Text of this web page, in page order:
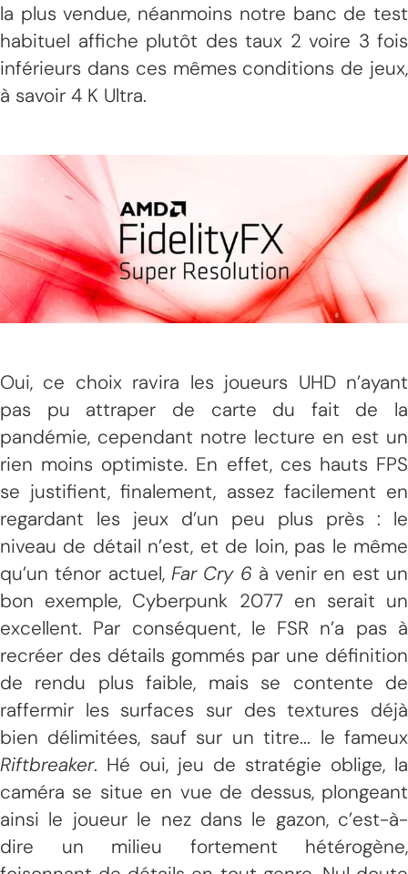
la plus vendue, néanmoins notre banc de test
habituel affiche plutôt des taux 2 voire 3 fois
inférieurs dans ces mêmes conditions de jeux,
à savoir 4 K Ultra.
Oui, ce choix ravira les joueurs UHD n’ayant
pas pu attraper de carte du fait de la
pandémie, cependant notre lecture en est un
rien moins optimiste. En effet, ces hauts FPS
se justifient, finalement, assez facilement en
regardant les jeux d’un peu plus près : le
niveau de détail n’est, et de loin, pas le même
qu’un ténor actuel, Far Cry 6 à venir en est un
bon exemple, Cyberpunk 2077 en serait un
excellent. Par conséquent, le FSR n’a pas à
recréer des détails gommés par une définition
de rendu plus faible, mais se contente de
raffermir les surfaces sur des textures déjà
bien délimitées, sauf sur un titre... le fameux
Riftbreaker. Hé oui, jeu de stratégie oblige, la
caméra se situe en vue de dessus, plongeant
ainsi le joueur le nez dans le gazon, c’est-à-
dire un milieu fortement hétérogène,